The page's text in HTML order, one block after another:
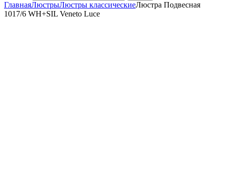
ГлавнаяЛюстрыЛюстры классическиеЛюстра Подвесная
1017/6 WH+SIL Veneto Luce